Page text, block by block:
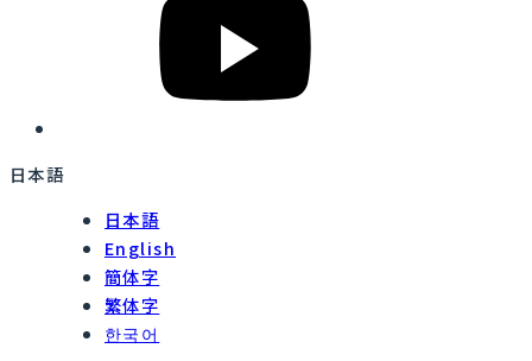
日本語
日本語
English
簡体字
繁体字
한국어